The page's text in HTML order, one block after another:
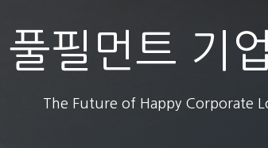
필먼트 기
The Future of Happy Corporate